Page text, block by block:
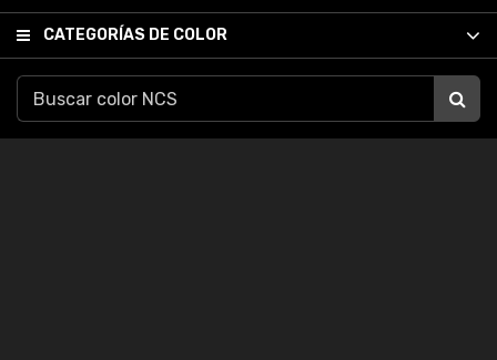
CATEGORÍAS DE COLOR